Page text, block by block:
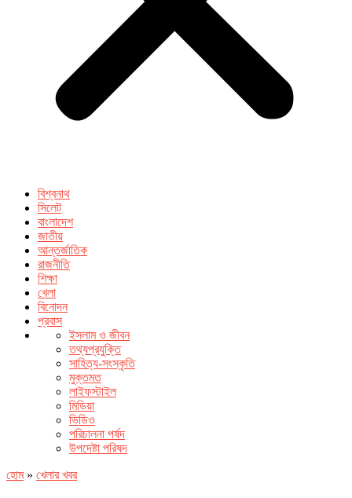
বিশ্বনাথ
সিলেট
বাংলাদেশ
জাতীয়
আন্তর্জাতিক
রাজনীতি
শিক্ষা
খেলা
বিনোদন
প্রবাস
ইসলাম ও জীবন
তথ্যপ্রযুক্তি
সাহিত্য-সংস্কৃতি
মুক্তমত
লাইফস্টাইল
মিডিয়া
ভিডিও
পরিচালনা পর্ষদ
উপদেষ্টা পরিষদ
হোম» খেলার খবর